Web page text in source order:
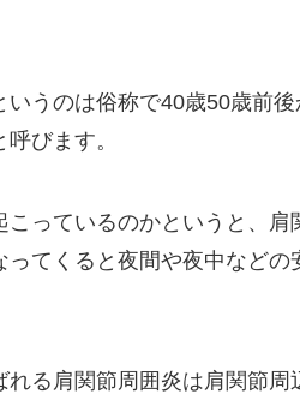
うのは俗称で40歳50歳前
びます。
っているのかというと、
てくると夜間や夜中など
る肩関節周囲炎は肩関節